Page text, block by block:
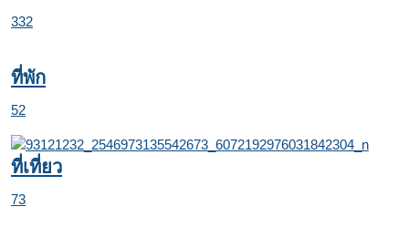
332
ที่พัก
52
ที่เที่ยว
73